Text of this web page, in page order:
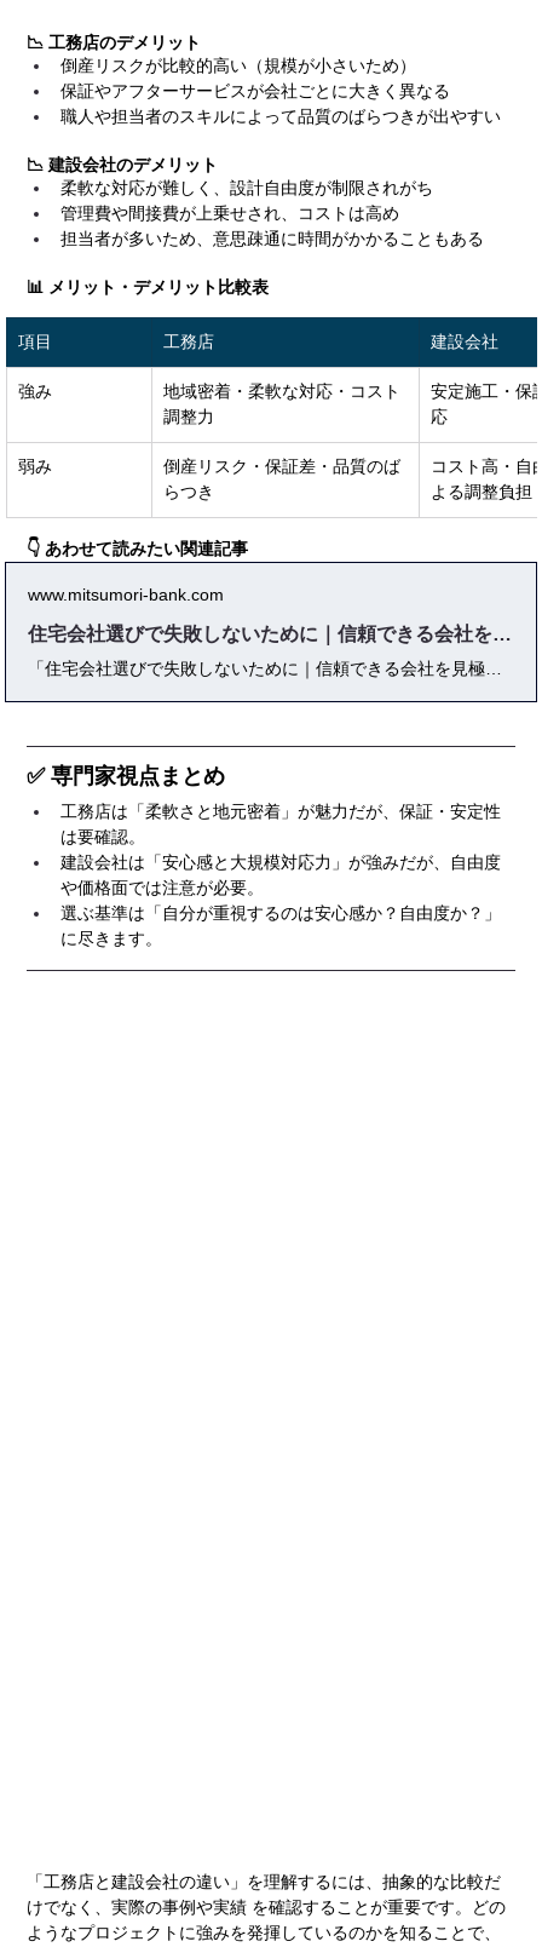
📉 工務店のデメリット
倒産リスクが比較的高い（規模が小さいため）
保証やアフターサービスが会社ごとに大きく異なる
職人や担当者のスキルによって品質のばらつきが出やすい
📉 建設会社のデメリット
柔軟な対応が難しく、設計自由度が制限されがち
管理費や間接費が上乗せされ、コストは高め
担当者が多いため、意思疎通に時間がかかることもある
📊 メリット・デメリット比較表
項目 工務店 建設会社
強み
地域密着・柔軟な対応・コスト
調整力
安定施工・保
応
弱み
倒産リスク・保証差・品質のば
らつき
コスト高・自
よる調整負担
👇 あわせて読みたい関連記事
www.mitsumori-bank.com
住宅会社選びで失敗しないために｜信頼できる会社を見極める方法
✅ 専門家視点まとめ
工務店は「柔軟さと地元密着」が魅力だが、保証・安定性
は要確認。
建設会社は「安心感と大規模対応力」が強みだが、自由度
や価格面では注意が必要。
選ぶ基準は「自分が重視するのは安心感か？自由度か？」
に尽きます。
「工務店と建設会社の違い」を理解するには、抽象的な比較だ
けでなく、実際の事例や実績 を確認することが重要です。どの
ようなプロジェクトに強みを発揮しているのかを知ることで、